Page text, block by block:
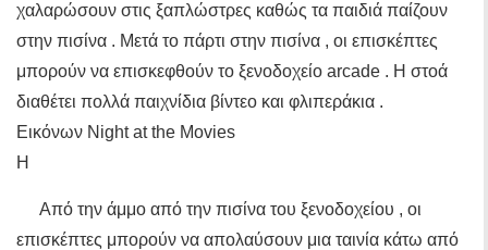
χαλαρώσουν στις ξαπλώστρες καθώς τα παιδιά παίζουν
στην πισίνα . Μετά το πάρτι στην πισίνα , οι επισκέπτες
μπορούν να επισκεφθούν το ξενοδοχείο arcade . Η στοά
διαθέτει πολλά παιχνίδια βίντεο και φλιπεράκια .
Εικόνων Night at the Movies
Η
Από την άμμο από την πισίνα του ξενοδοχείου , οι
επισκέπτες μπορούν να απολαύσουν μια ταινία κάτω από